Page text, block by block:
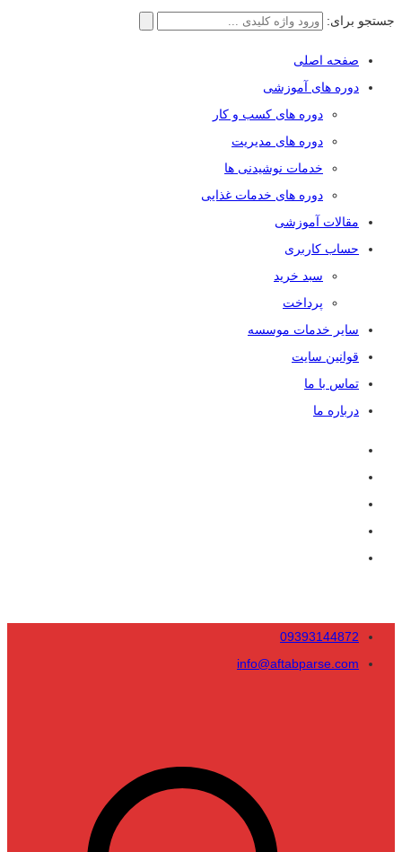
جستجو برای:
صفحه اصلی
دوره های آموزشی
دوره های کسب و کار
دوره های مدیریت
خدمات نوشیدنی ها
دوره های خدمات غذایی
مقالات آموزشی
حساب کاربری
سبد خرید
پرداخت
سایر خدمات موسسه
قوانین سایت
تماس با ما
درباره ما
09393144872
info@aftabparse.com